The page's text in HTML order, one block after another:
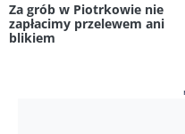
Za grób w Piotrkowie nie
zapłacimy przelewem ani
blikiem